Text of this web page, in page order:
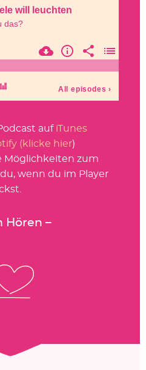
auf iTunes
(klicke hier)
Möglichkeiten zum
wenn du im Player
Hören –